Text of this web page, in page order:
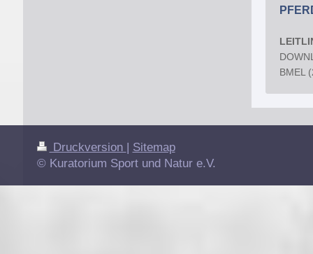
BMEL
Druckversion | Sitemap
© Kuratorium Sport und Natur e.V.